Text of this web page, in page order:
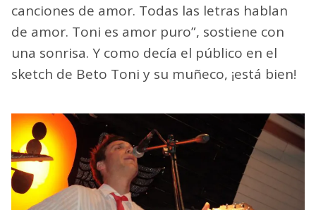
canciones de amor. Todas las letras hablan
de amor. Toni es amor puro”, sostiene con
una sonrisa. Y como decía el público en el
sketch de Beto Toni y su muñeco, ¡está bien!